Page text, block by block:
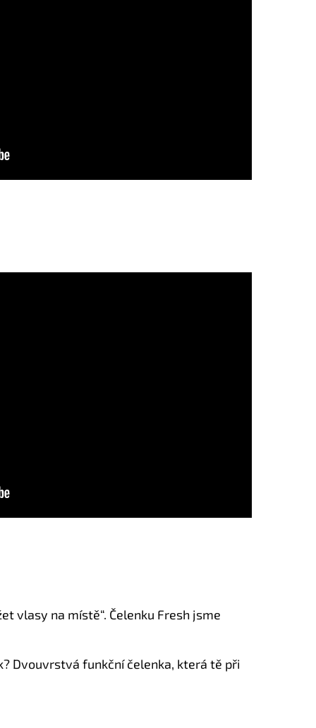
vlasy na místě“. Čelenku Fresh jsme
Dvouvrstvá funkční čelenka, která tě při